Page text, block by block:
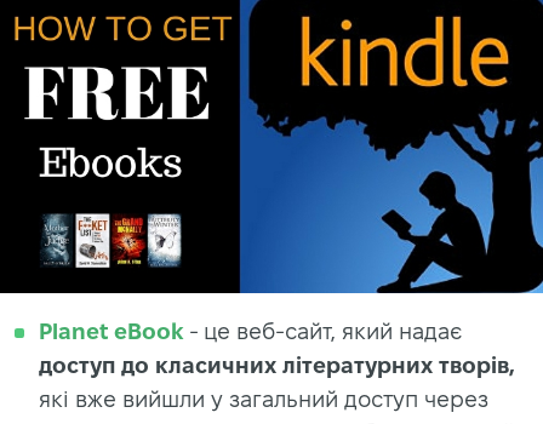
Planet eBook - це веб-сайт, який надає
доступ до класичних літературних творів,
які вже вийшли у загальний доступ через